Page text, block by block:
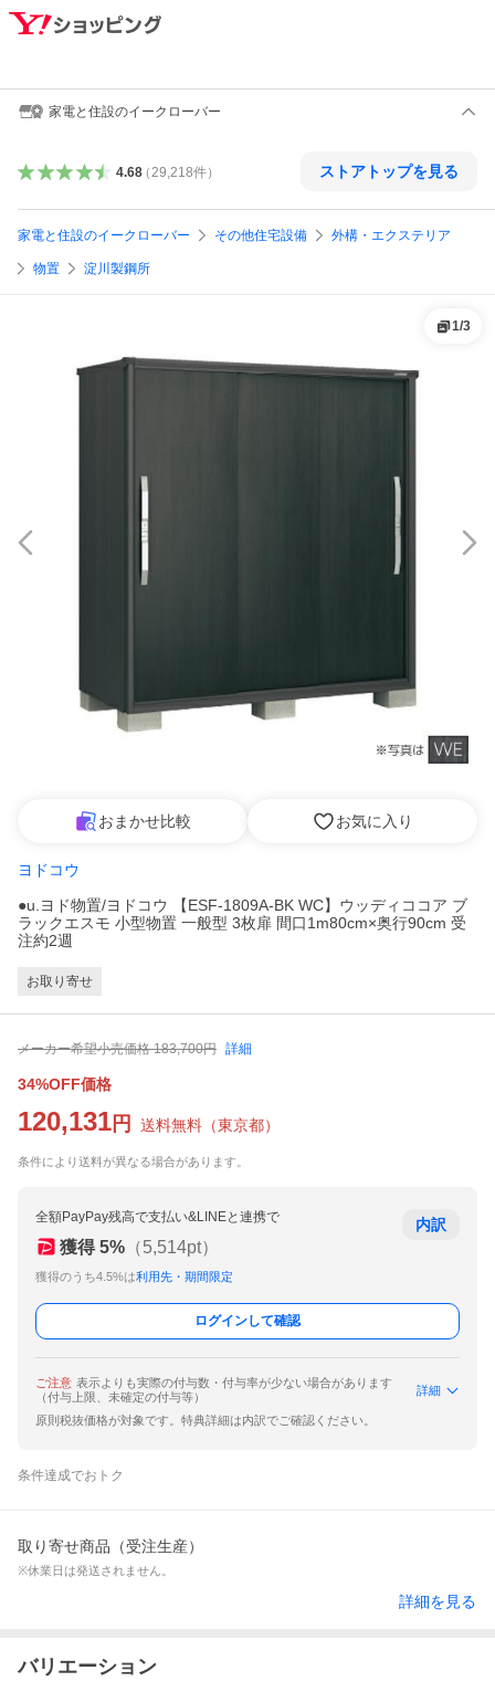
家電と住設のイークローバー
4.68（ 29,218件） ストアトップを見る
家電と住設のイークローバー その他住宅設備 外構・エクステリア
物置 淀川製鋼所
1/3
おまかせ比較 お気に入り
ヨドコウ
●u.ヨド物置/ヨドコウ 【ESF-1809A-BK WC】ウッディココア ブ
ラックエスモ 小型物置 一般型 3枚扉 間口1m80cm×奥行90cm 受
注約2週
お取り寄せ
メーカー希望小売価格 183,700円 詳細
34%OFF価格
120,131 円 送料無料 （東京都）
条件により送料が異なる場合があります。
全額PayPay残高で支払い&LINEと連携で
獲得 5% （5,514pt）
獲得のうち4.5%は利用先・期間限定
内訳
ログインして確認
ご注意 表示よりも実際の付与数・付与率が少ない場合があります
（付与上限、未確定の付与等）
詳細
原則税抜価格が対象です。特典詳細は内訳でご確認ください。
条件達成でおトク
取り寄せ商品（受注生産）
※休業日は発送されません。
詳細を見る
バリエーション